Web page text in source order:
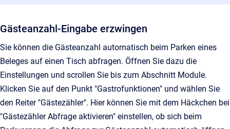
Gästeanzahl-Eingabe erzwingen
Sie können die Gästeanzahl automatisch beim Parken eines
Beleges auf einen Tisch abfragen. Öffnen Sie dazu die
Einstellungen und scrollen Sie bis zum Abschnitt Module.
Klicken Sie auf den Punkt "Gastrofunktionen" und wählen Sie
den Reiter "Gästezähler". Hier können Sie mit dem Häckchen bei
"Gästezähler Abfrage aktivieren" einstellen, ob sich beim